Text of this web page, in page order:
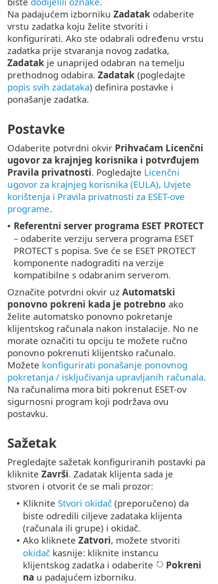
Na padajućem izborniku Zadatak odaberite
vrstu zadatka koju želite stvoriti i
konfigurirati. Ako ste odabrali određenu vrstu
zadatka prije stvaranja novog zadatka,
Zadatak je unaprijed odabran na temelju
prethodnog odabira. Zadatak (pogledajte
popis svih zadataka) definira postavke i
ponašanje zadatka.
Postavke
Odaberite potvrdni okvir Prihvaćam Licenčni
ugovor za krajnjeg korisnika i potvrđujem
Pravila privatnosti. Pogledajte Licenčni
ugovor za krajnjeg korisnika (EULA), Uvjete
korištenja i Pravila privatnosti za ESET-ove
programe.
• Referentni server programa ESET PROTECT
– odaberite verziju servera programa ESET
PROTECT s popisa. Sve će se ESET PROTECT
komponente nadograditi na verzije
kompatibilne s odabranim serverom.
Označite potvrdni okvir uz Automatski
ponovno pokreni kada je potrebno ako
želite automatsko ponovno pokretanje
klijentskog računala nakon instalacije. No ne
morate označiti tu opciju te možete ručno
ponovno pokrenuti klijentsko računalo.
Možete konfigurirati ponašanje ponovnog
pokretanja / isključivanja upravljanih računala.
Na računalima mora biti pokrenut ESET-ov
sigurnosni program koji podržava ovu
postavku.
Sažetak
Pregledajte sažetak konfiguriranih postavki pa
kliknite Završi. Zadatak klijenta sada je
stvoren i otvorit će se mali prozor:
• Kliknite Stvori okidač (preporučeno) da
biste odredili ciljeve zadataka klijenta
(računala ili grupe) i okidač.
• Ako kliknete Zatvori, možete stvoriti
okidač kasnije: kliknite instancu
klijentskog zadatka i odaberite
Pokreni
na u padajućem izborniku.